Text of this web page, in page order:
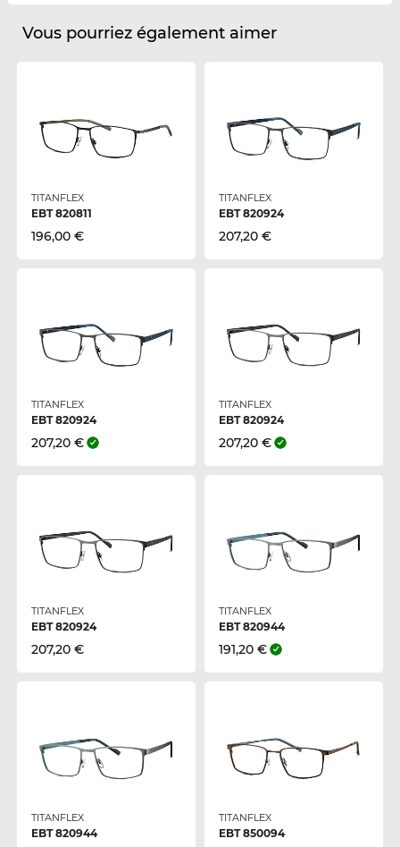
Vous pourriez également aimer
TITANFLEX
EBT 820811
196,00 €
TITANFLEX
EBT 820924
207,20 €
TITANFLEX
EBT 820924
207,20 €
TITANFLEX
EBT 820924
207,20 €
TITANFLEX
EBT 820924
207,20 €
TITANFLEX
EBT 820944
191,20 €
TITANFLEX
EBT 820944
TITANFLEX
EBT 850094